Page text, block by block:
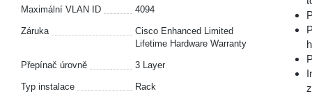
Maximální VLAN ID 4094
Záruka
Cisco Enhanced Limited
Lifetime Hardware Warranty
Přepínač úrovně 3 Layer
Typ instalace Rack